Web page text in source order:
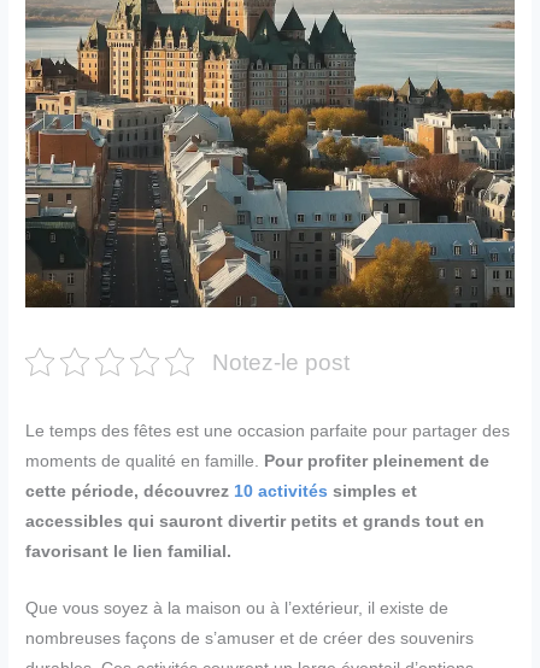
Notez-le post
Le temps des fêtes est une occasion parfaite pour partager des
moments de qualité en famille. Pour profiter pleinement de
cette période, découvrez 10 activités simples et
accessibles qui sauront divertir petits et grands tout en
favorisant le lien familial.
Que vous soyez à la maison ou à l’extérieur, il existe de
nombreuses façons de s’amuser et de créer des souvenirs